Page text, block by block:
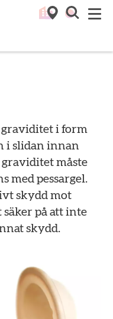
graviditet i form
i slidan innan
graviditet måste
med pessargel.
skydd mot
på att inte
skydd.